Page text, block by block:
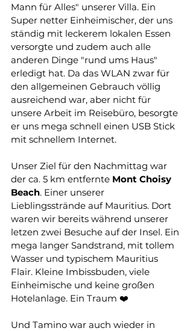
Mann für Alles" unserer Villa. Ein
Super netter Einheimischer, der uns
ständig mit leckerem lokalen Essen
versorgte und zudem auch alle
anderen Dinge "rund ums Haus"
erledigt hat. Da das WLAN zwar für
den allgemeinen Gebrauch völlig
ausreichend war, aber nicht für
unsere Arbeit im Reisebüro, besorgte
er uns mega schnell einen USB Stick
mit schnellem Internet.
Unser Ziel für den Nachmittag war
der ca. 5 km entfernte Mont Choisy
Beach. Einer unserer
Lieblingsstrände auf Mauritius. Dort
waren wir bereits während unserer
letzen zwei Besuche auf der Insel. Ein
mega langer Sandstrand, mit tollem
Wasser und typischem Mauritius
Flair. Kleine Imbissbuden, viele
Einheimische und keine großen
Hotelanlage. Ein Traum ❤️
Und Tamino war auch wieder in